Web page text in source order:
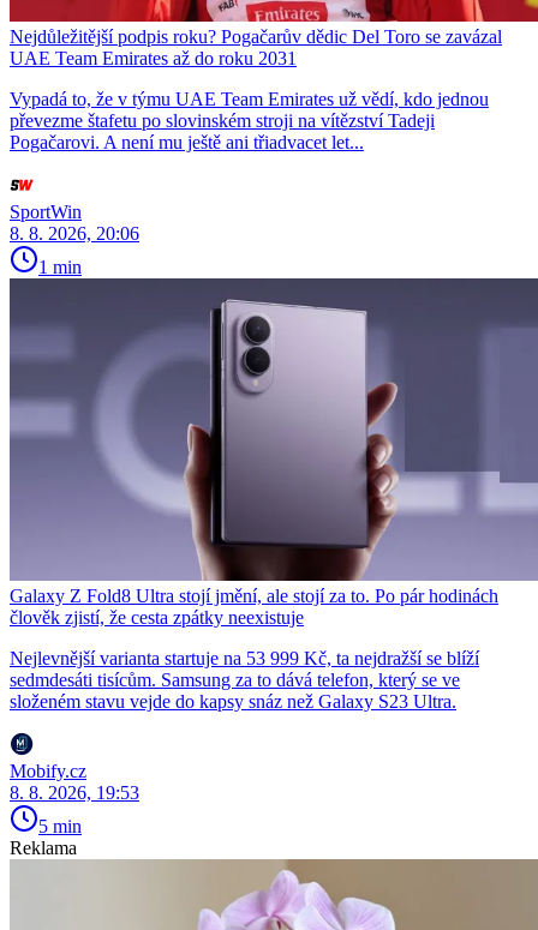
Nejdůležitější podpis roku? Pogačarův dědic Del Toro se zavázal
UAE Team Emirates až do roku 2031
Vypadá to, že v týmu UAE Team Emirates už vědí, kdo jednou
převezme štafetu po slovinském stroji na vítězství Tadeji
Pogačarovi. A není mu ještě ani třiadvacet let...
SportWin
8. 8. 2026, 20:06
1 min
Galaxy Z Fold8 Ultra stojí jmění, ale stojí za to. Po pár hodinách
člověk zjistí, že cesta zpátky neexistuje
Nejlevnější varianta startuje na 53 999 Kč, ta nejdražší se blíží
sedmdesáti tisícům. Samsung za to dává telefon, který se ve
složeném stavu vejde do kapsy snáz než Galaxy S23 Ultra.
Mobify.cz
8. 8. 2026, 19:53
5 min
Reklama